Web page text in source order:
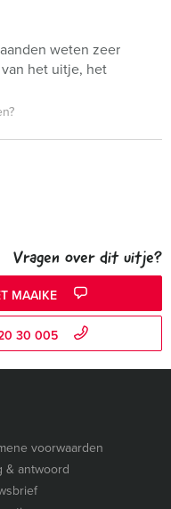
weten zeer
het uitje, het
Vragen over dit uitje?
MAAIKE
30 005
voorwaarden
& antwoord